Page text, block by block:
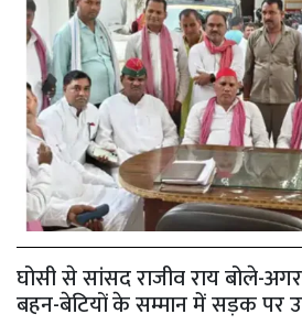
घोसी से सांसद राजीव राय बोले-
बहन-बेटियों के सम्मान में सड़क पर